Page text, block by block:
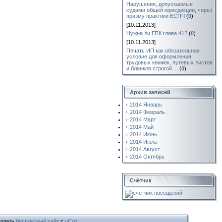
Нарушения, допускаемые
судами общей юрисдикции, через
призму практики ЕСПЧ (0)
[10.11.2013]
Нужна ли ГПК глава 41? (0)
[10.11.2013]
Печать ИП как обязательное
условие для оформления
трудовых книжек, путевых листов
и бланков строгой ...
(0)
Архив записей
2014 Январь
2014 Февраль
2014 Март
2014 Май
2014 Июнь
2014 Июль
2014 Август
2014 Октябрь
Счётчик